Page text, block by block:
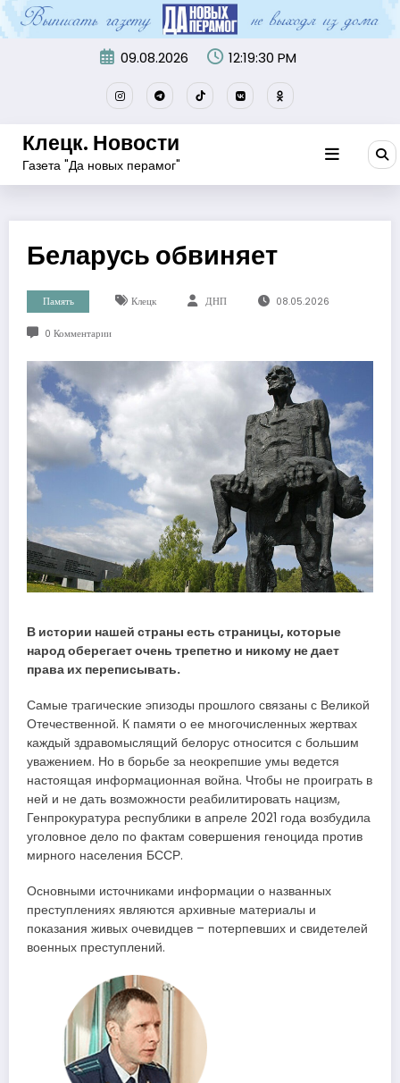
Перейти
к
содержимому
09.08.2026 12:19:31 PM
Клецк. Новости
Газета "Да новых перамог"
Беларусь обвиняет
Память Клецк ДНП 08.05.2026
0 Комментарии
В истории нашей страны есть страницы, которые
народ оберегает очень трепетно и никому не дает
права их переписывать.
Самые трагические эпизоды прошлого связаны с Великой
Отечественной. К памяти о ее многочисленных жертвах
каждый здравомыслящий белорус относится с большим
уважением. Но в борьбе за неокрепшие умы ведется
настоящая информационная война. Чтобы не проиграть в
ней и не дать возможности реабилитировать нацизм,
Генпрокуратура республики в апреле 2021 года возбудила
уголовное дело по фактам совершения геноцида против
мирного населения БССР.
Основными источниками информации о названных
преступлениях являются архивные материалы и
показания живых очевидцев – потерпевших и свидетелей
военных преступлений.